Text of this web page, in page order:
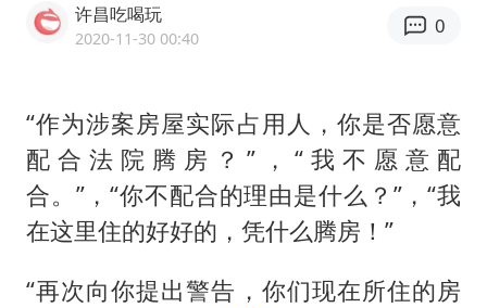
吉林一“温度计大楼”读数爆表
宇树科技王兴兴身家有望超200亿元
村民谈“梅姨”：叫的其实是“媒姨”
中国养老床位“三连降”
法国下周开始禁止未经同意的电话营销
许昌吃喝玩
2020-11-30 00:40
0
“作为涉案房屋实际占用人，你是否愿意
配合法院腾房？”，“我不愿意配
合。”，“你不配合的理由是什么？”，“我
在这里住的好好的，凭什么腾房！”
“再次向你提出警告，你们现在所住的房